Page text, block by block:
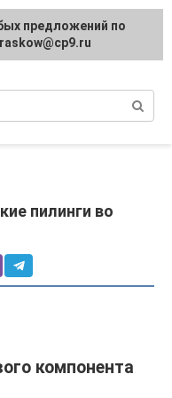
пилинги во
компонента
предложений по